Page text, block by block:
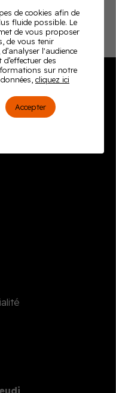
de cookies afin de
fluide possible. Le
de vous proposer
de vous tenir
l'audience
des
sur notre
cliquez ici
Accepter